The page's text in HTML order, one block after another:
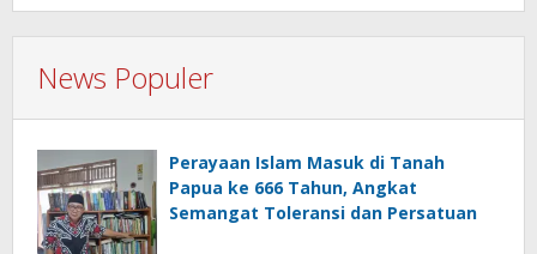
News Populer
Perayaan Islam Masuk di Tanah
Papua ke 666 Tahun, Angkat
Semangat Toleransi dan Persatuan